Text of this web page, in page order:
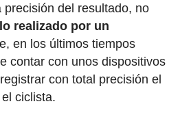
del resultado, no
realizado por un
en los últimos tiempos
contar con unos dispositivos
con total precisión el
ciclista.